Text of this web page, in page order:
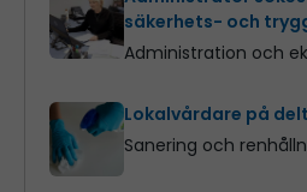
säkerhets- och
Administration och
Lokalvårdare på
Sanering och